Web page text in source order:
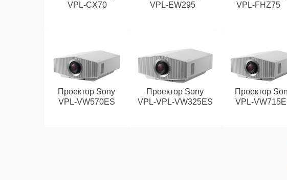
VPL‑CX70
VPL‑EW295
VPL‑FHZ75
Проектор Sony
VPL‑VW570ES
Проектор Sony
VPL‑VPL‑VW325ES
Проектор